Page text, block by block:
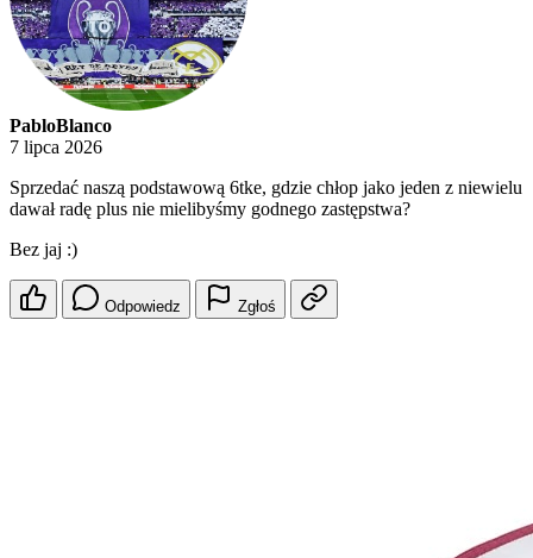
PabloBlanco
7 lipca 2026
Sprzedać naszą podstawową 6tke, gdzie chłop jako jeden z niewielu
dawał radę plus nie mielibyśmy godnego zastępstwa?
Bez jaj :)
Odpowiedz Zgłoś